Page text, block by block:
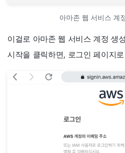
아마존 웹 서비스 계
이걸로 아마존 웹 서비스 계정 생
시작을 클릭하면, 로그인 페이지